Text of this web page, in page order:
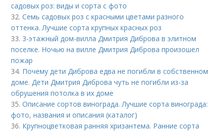
садовых роз: виды и сорта с фото
32.Семь садовых роз с красными цветами разного
оттенка. Лучшие сорта крупных красных роз
33. 3-этажный дом-вилла Дмитрия Диброва в элитном
поселке. Ночью на вилле Дмитрия Диброва произошел
пожар
34. Почему дети Диброва едва не погибли в собственном
доме. Дети Дмитрия Диброва чуть не погибли из-за
обрушения потолка в их доме
35.Описание сортов винограда. Лучшие сорта винограда:
фото, названия и описания (каталог)
36. Крупноцветковая ранняя хризантема. Ранние сорта